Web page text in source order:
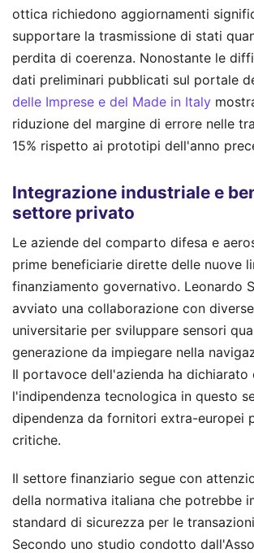
ottica richiedono aggiornamenti
supportare la trasmissione di stati
perdita di coerenza. Nonostante le
dati preliminari pubblicati sul portale
delle Imprese e del Made in Italy
riduzione del margine di errore nelle
15% rispetto ai prototipi dell'anno
Integrazione industriale e
settore privato
Le aziende del comparto difesa e
prime beneficiarie dirette delle nuove
finanziamento governativo. Leonardo
avviato una collaborazione con
universitarie per sviluppare sensori
generazione da impiegare nella
Il portavoce dell'azienda ha dichiarato
l'indipendenza tecnologica in questo
dipendenza da fornitori extra-europei
critiche.
Il settore finanziario segue con
della normativa italiana che potrebbe
standard di sicurezza per le
Secondo uno studio condotto